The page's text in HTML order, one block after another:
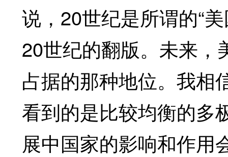
说，20世纪是所谓的“
20世纪的翻版。未来，
占据的那种地位。我相
看到的是比较均衡的多
展中国家的影响和作用